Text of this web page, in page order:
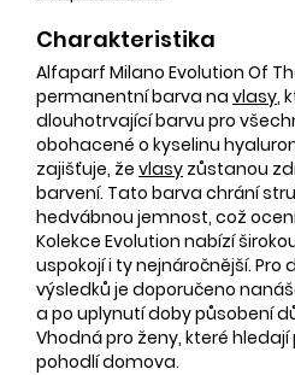
Charakteristika
Alfaparf Milano Evolution Of
permanentní barva na vlasy,
dlouhotrvající barvu pro
obohacené o kyselinu
zajišťuje, že vlasy zůstanou
barvení. Tato barva chrání
hedvábnou jemnost, což
Kolekce Evolution nabízí
uspokojí i ty nejnáročnější. Pro
výsledků je doporučeno
a po uplynutí doby působení
Vhodná pro ženy, které
pohodlí domova.